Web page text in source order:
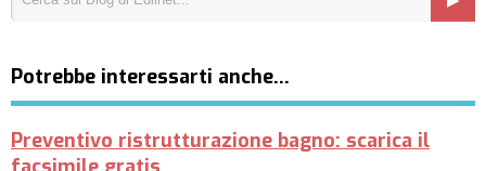
Potrebbe interessarti anche…
Preventivo ristrutturazione bagno: scarica il